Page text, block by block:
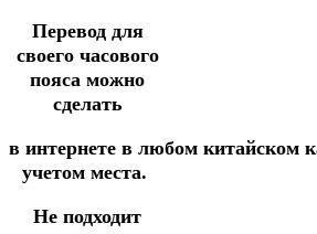
Перевод для
своего часового
пояса можно
сделать
в интернете в любом китайском
учетом места.
Не подходит